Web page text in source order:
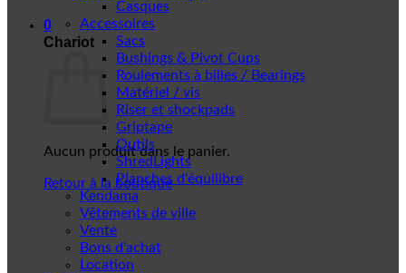
0
Chariot
Aucun produit dans le panier.
Retour à la boutique
Casques
Accessoires
Sacs
Bushings & Pivot Cups
Roulements à billes / Bearings
Matériel / vis
Riser et shockpads
Griptape
Outils
ShredLights
Planches d'équilibre
Kendama
Vêtements de ville
Vente
Bons d'achat
Location